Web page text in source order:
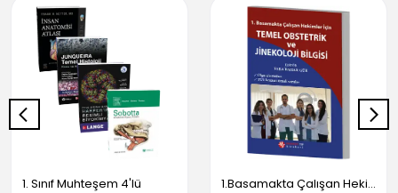
1. Sınıf Muhteşem 4'lü 1.Basamakta Çalışan Hekimler İçin Temel Obstetrik Ve Jinekoloji Bilgisi